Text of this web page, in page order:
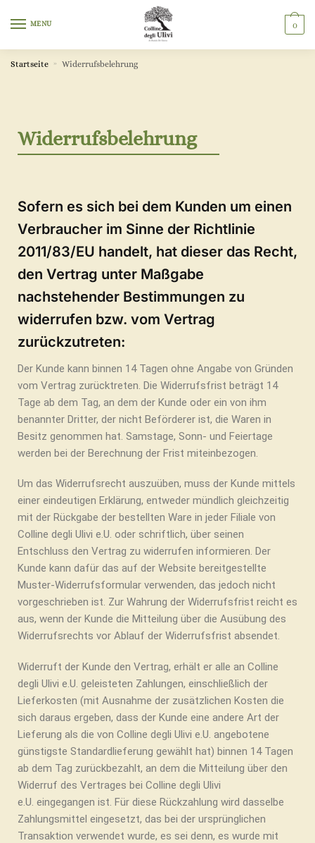
MENU 0
Startseite » Widerrufsbelehrung
Widerrufsbelehrung
Sofern es sich bei dem Kunden um einen
Verbraucher im Sinne der Richtlinie
2011/83/EU handelt, hat dieser das Recht,
den Vertrag unter Maßgabe
nachstehender Bestimmungen zu
widerrufen bzw. vom Vertrag
zurückzutreten:
Der Kunde kann binnen 14 Tagen ohne Angabe von Gründen
vom Vertrag zurücktreten. Die Widerrufsfrist beträgt 14
Tage ab dem Tag, an dem der Kunde oder ein von ihm
benannter Dritter, der nicht Beförderer ist, die Waren in
Besitz genommen hat. Samstage, Sonn- und Feiertage
werden bei der Berechnung der Frist miteinbezogen.
Um das Widerrufsrecht auszuüben, muss der Kunde mittels
einer eindeutigen Erklärung, entweder mündlich gleichzeitig
mit der Rückgabe der bestellten Ware in jeder Filiale von
Colline degli Ulivi e.U. oder schriftlich, über seinen
Entschluss den Vertrag zu widerrufen informieren. Der
Kunde kann dafür das auf der Website bereitgestellte
Muster-Widerrufsformular verwenden, das jedoch nicht
vorgeschrieben ist. Zur Wahrung der Widerrufsfrist reicht es
aus, wenn der Kunde die Mitteilung über die Ausübung des
Widerrufsrechts vor Ablauf der Widerrufsfrist absendet.
Widerruft der Kunde den Vertrag, erhält er alle an Colline
degli Ulivi e.U. geleisteten Zahlungen, einschließlich der
Lieferkosten (mit Ausnahme der zusätzlichen Kosten die
sich daraus ergeben, dass der Kunde eine andere Art der
Lieferung als die von Colline degli Ulivi e.U. angebotene
günstigste Standardlieferung gewählt hat) binnen 14 Tagen
ab dem Tag zurückbezahlt, an dem die Mitteilung über den
Widerruf des Vertrages bei Colline degli Ulivi
e.U. eingegangen ist. Für diese Rückzahlung wird dasselbe
Zahlungsmittel eingesetzt, das bei der ursprünglichen
Transaktion verwendet wurde, es sei denn, es wurde mit